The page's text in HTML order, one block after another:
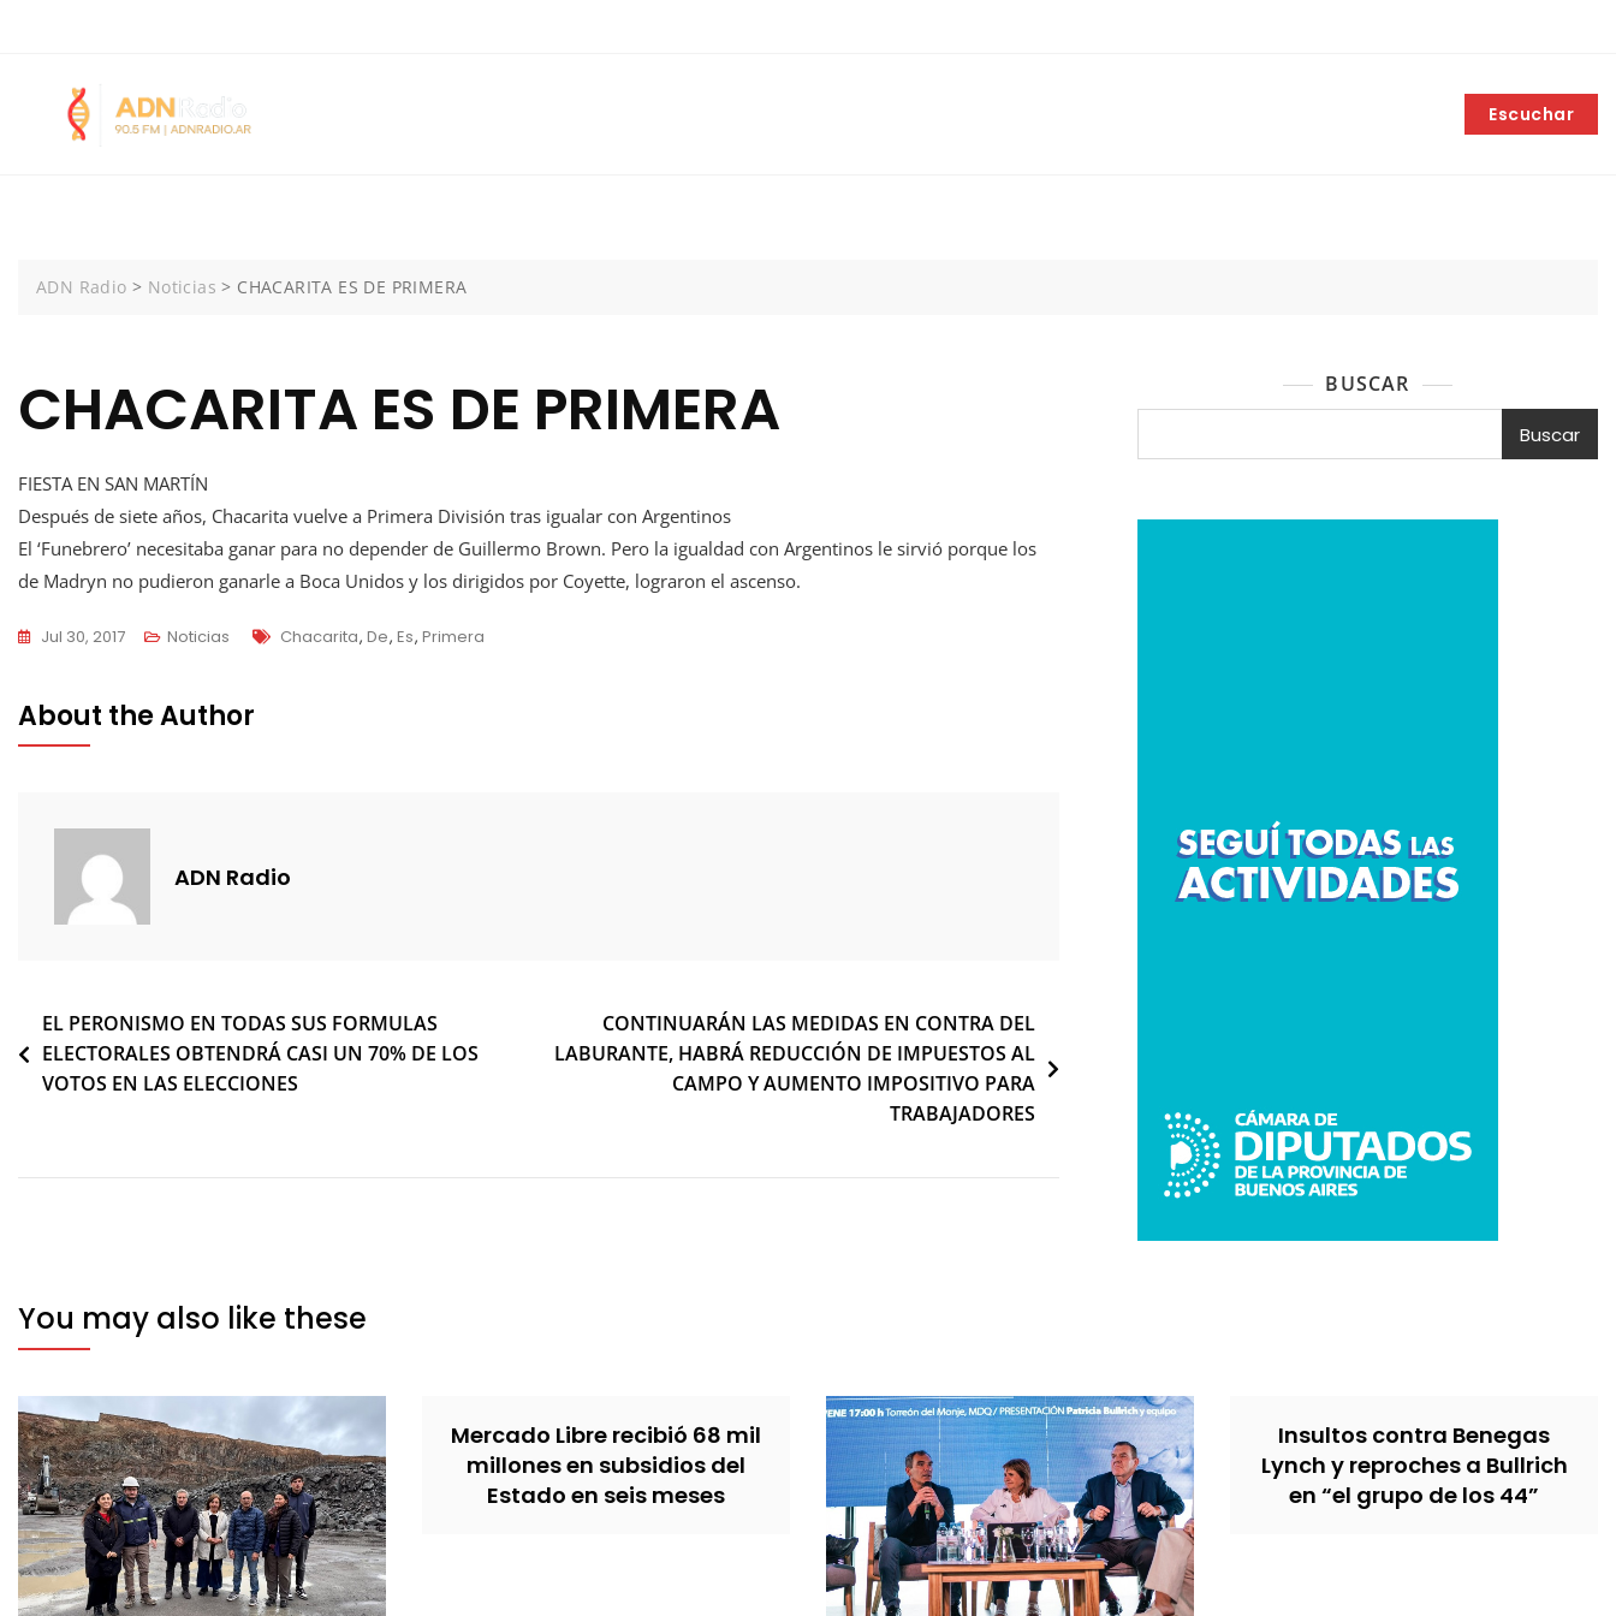
Escuchar
ADN Radio > Noticias > CHACARITA ES DE PRIMERA
CHACARITA ES DE PRIMERA
FIESTA EN SAN MARTÍN
Después de siete años, Chacarita vuelve a Primera División tras igualar con Argentinos
El ‘Funebrero’ necesitaba ganar para no depender de Guillermo Brown. Pero la igualdad con Argentinos le sirvió porque los
de Madryn no pudieron ganarle a Boca Unidos y los dirigidos por Coyette, lograron el ascenso.
Jul 30, 2017 Noticias Tags
Chacarita, De, Es, Primera
About the Author
ADN Radio
Navegación
de
EL PERONISMO EN TODAS SUS FORMULAS
ELECTORALES OBTENDRÁ CASI UN 70% DE LOS
VOTOS EN LAS ELECCIONES
CONTINUARÁN LAS MEDIDAS EN CONTRA DEL
LABURANTE, HABRÁ REDUCCIÓN DE IMPUESTOS AL
CAMPO Y AUMENTO IMPOSITIVO PARA
TRABAJADORES
BUSCAR
Buscar
You may also like these
Mercado Libre recibió 68 mil
millones en subsidios del
Estado en seis meses
Insultos contra Benegas
Lynch y reproches a Bullrich
en “el grupo de los 44”